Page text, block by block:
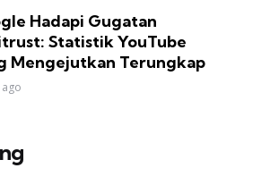
Hadapi Gugatan
Statistik YouTube
Mengejutkan Terungkap